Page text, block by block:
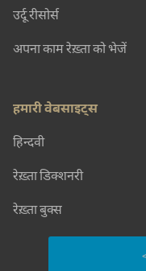
उर्दू रीसोर्स
अपना काम रेख़्ता को भेजें
हमारी वेबसाइट्स
हिन्दवी
रेख़्ता डिक्शनरी
रेख़्ता बुक्स